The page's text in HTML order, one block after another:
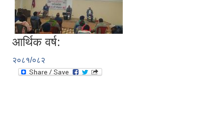
आर्थिक वर्ष:
२०८१/०८२